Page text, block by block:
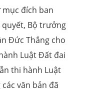
đích ban
quyết, Bộ trưởng
Đức Thắng cho
Luật Đất đai
thi hành Luật
văn bản đã